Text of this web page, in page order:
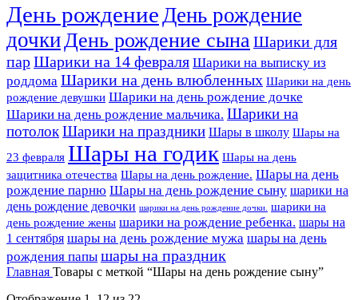
День рождение День рождение
дочкиДень рождение сынаШарики для
парШарики на 14 февраля Шарики на выписку из
роддома Шарики на день влюбленных Шарики на день
рождение девушки Шарики на день рождение дочке
Шарики на день рождение мальчика. Шарики на
потолокШарики на праздники Шары в школу Шары на
23 февраля Шары на годик Шары на день
защитника отечества Шары на день рождение. Шары на день
рождение парню Шары на день рождение сыну шарики на
день рождение девочки шарики на день рождение дочки.
шарики на
день рождение жены шарики на рождение ребенка. шары на
1 сентября шары на день рождение мужа шары на день
рождения папы шары на праздник
Главная Товары с меткой “Шары на день рождение сыну”